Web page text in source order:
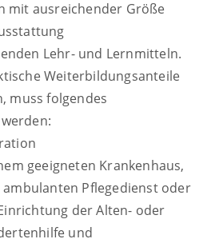
mit ausreichender Größe
Lehr- und Lernmitteln.
Weiterbildungsanteile
muss folgendes
geeigneten Krankenhaus,
ambulanten Pflegedienst oder
der Alten- oder
und